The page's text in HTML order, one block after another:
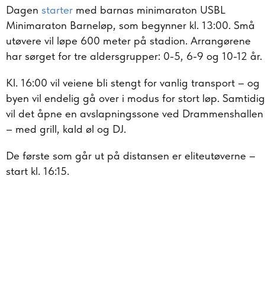
Dagen starter med barnas minimaraton USBL
Minimaraton Barneløp, som begynner kl. 13:00. Små
utøvere vil løpe 600 meter på stadion. Arrangørene
har sørget for tre aldersgrupper: 0-5, 6-9 og 10-12 år.
Kl. 16:00 vil veiene bli stengt for vanlig transport – og
byen vil endelig gå over i modus for stort løp. Samtidig
vil det åpne en avslapningssone ved Drammenshallen
– med grill, kald øl og DJ.
De første som går ut på distansen er eliteutøverne –
start kl. 16:15.